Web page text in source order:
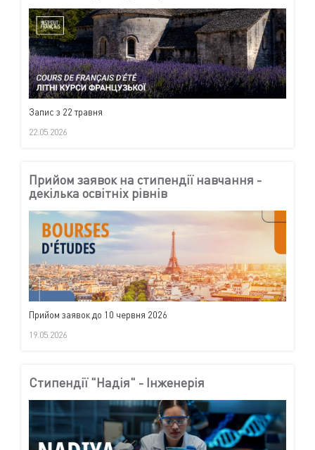
Запис з 22 травня
22.05.2026
Прийом заявок на стипендії навчання -
декілька освітніх рівнів
Прийом заявок до 10 червня 2026
19.05.2026
Стипендії "Надія" - Інженерія